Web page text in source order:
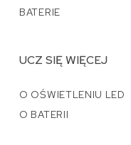
BATERIE
UCZ SIĘ WIĘCEJ
O OŚWIETLENIU LED
O BATERII